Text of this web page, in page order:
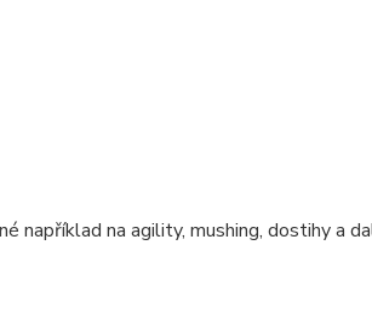
například na agility, mushing, dostihy a